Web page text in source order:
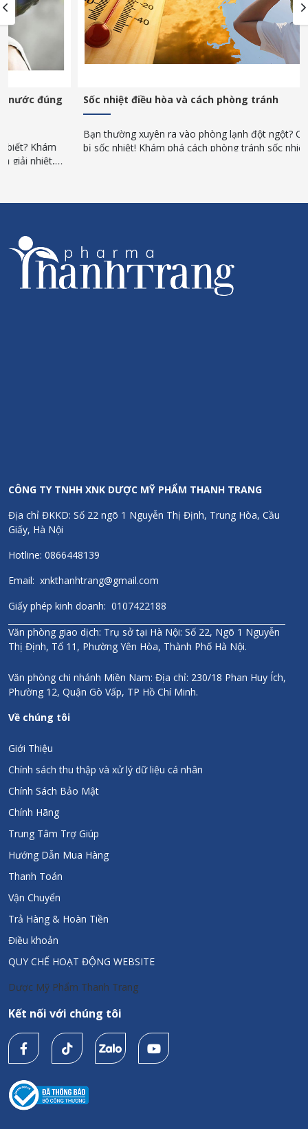
Sốc nhiệt điều hòa và cách phòng tránh
Bạn thường xuyên ra vào phòng lạnh đột ngột? Cẩn thận kẻo
bị sốc nhiệt! Khám phá cách phòng tránh sốc nhiệt đơn giản,
an toàn trong những ngày nắng nóng gay gắt.
CÔNG TY TNHH XNK DƯỢC MỸ PHẨM THANH TRANG
Địa chỉ ĐKKD: Số 22 ngõ 1 Nguyễn Thị Định, Trung Hòa, Cầu
Giấy, Hà Nội
Hotline: 0866448139
Email: xnkthanhtrang@gmail.com
Giấy phép kinh doanh: 0107422188
Văn phòng giao dịch: Trụ sở tại Hà Nội: Số 22, Ngõ 1 Nguyễn
Thị Định, Tổ 11, Phường Yên Hòa, Thành Phố Hà Nội.
Văn phòng chi nhánh Miền Nam: Địa chỉ: 230/18 Phan Huy Ích,
Phường 12, Quận Gò Vấp, TP Hồ Chí Minh.
Về chúng tôi
Giới Thiệu
Chính sách thu thập và xử lý dữ liệu cá nhân
Chính Sách Bảo Mật
Chính Hãng
Trung Tâm Trợ Giúp
Hướng Dẫn Mua Hàng
Thanh Toán
Vận Chuyển
Trả Hàng & Hoàn Tiền
Điều khoản
QUY CHẾ HOẠT ĐỘNG WEBSITE
Dược Mỹ Phẩm Thanh Trang
Kết nối với chúng tôi